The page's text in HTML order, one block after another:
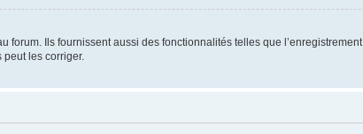
Ils fournissent aussi des fonctionnalités telles que
les corriger.